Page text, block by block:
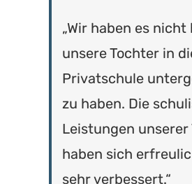
„Wir haben es nicht
unsere Tochter in
Privatschule
zu haben. Die
Leistungen unserer
haben sich
sehr verbessert.“